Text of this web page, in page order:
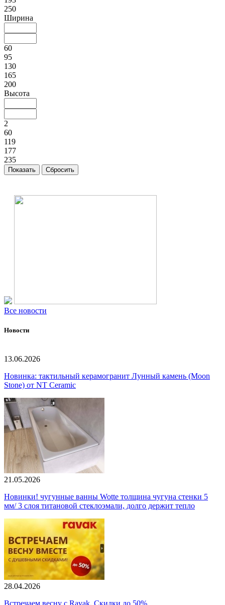
250
Ширина
60
95
130
165
200
Высота
2
60
119
177
235
Все новости
Новости
13.06.2026
Новинка: тактильный керамогранит Лунный камень (Moon
Stone) от NT Ceramic
21.05.2026
Новинки! чугунные ванны Wotte толщина чугуна стенки 5
мм/ 3 слоя титановой стеклоэмали, долго держит тепло
28.04.2026